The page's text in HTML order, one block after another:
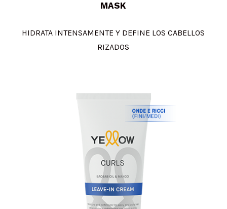
MASK
HIDRATA INTENSAMENTE Y DEFINE LOS CABELLOS
RIZADOS